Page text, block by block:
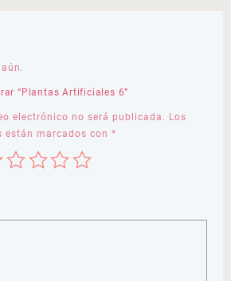
“Plantas Artificiales 6”
electrónico no será publicada. Los
marcados con *